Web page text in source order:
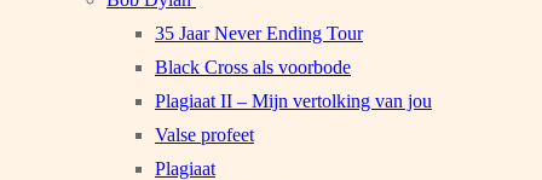
35 Jaar Never Ending Tour
Black Cross als voorbode
Plagiaat II – Mijn vertolking van jou
Valse profeet
Plagiaat